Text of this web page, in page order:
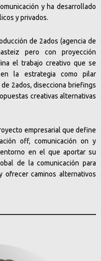
y ha desarrollado
y privados.
de 2ados (agencia de
pero con proyección
el trabajo creativo que se
la estrategia como pilar
2ados, disecciona briefings
creativas alternativas
empresarial que define
off, comunicación on y
en el que aportar su
de la comunicación para
ofrecer caminos alternativos